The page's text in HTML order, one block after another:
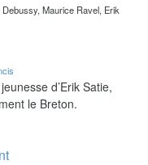
Maurice Ravel, Erik
d’Erik Satie,
le Breton.